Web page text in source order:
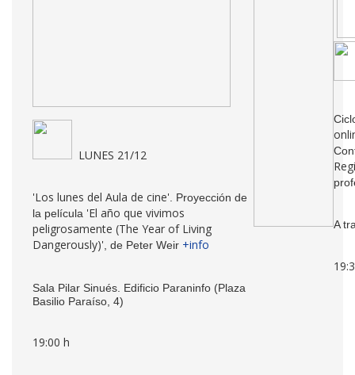
LUNES 21/12
'Los lunes del Aula de cine' . Proyección de
la película 'El año que vivimos
peligrosamente (The Year of Living
Dangerously)' , de Peter Weir +info
Sala Pilar Sinués. Edificio Paraninfo (Plaza
Basilio Paraíso, 4)
19:00 h
A